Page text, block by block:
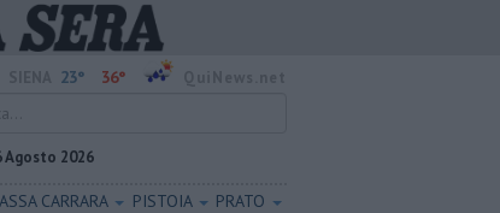
23° 36°
Agosto 2026
CARRARA PISTOIA PRATO